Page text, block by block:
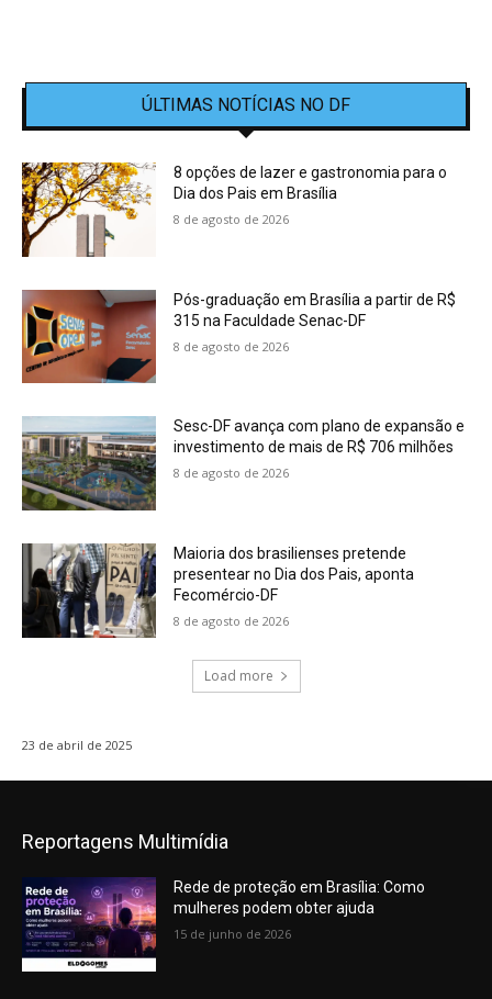
ÚLTIMAS NOTÍCIAS NO DF
8 opções de lazer e gastronomia para o
Dia dos Pais em Brasília
8 de agosto de 2026
Pós-graduação em Brasília a partir de R$
315 na Faculdade Senac-DF
8 de agosto de 2026
Sesc-DF avança com plano de expansão e
investimento de mais de R$ 706 milhões
8 de agosto de 2026
Maioria dos brasilienses pretende
presentear no Dia dos Pais, aponta
Fecomércio-DF
8 de agosto de 2026
Load more
23 de abril de 2025
Reportagens Multimídia
Rede de proteção em Brasília: Como
mulheres podem obter ajuda
15 de junho de 2026